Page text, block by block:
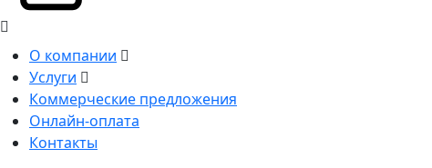
О компании
Услуги
Коммерческие предложения
Онлайн-оплата
Контакты